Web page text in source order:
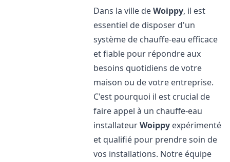
Dans la ville deWoippy, il est
essentiel de disposer d'un
système de chauffe-eau efficace
et fiable pour répondre aux
besoins quotidiens de votre
maison ou de votre entreprise.
C'est pourquoi il est crucial de
faire appel à un chauffe-eau
installateurWoippy expérimenté
et qualifié pour prendre soin de
vos installations. Notre équipe